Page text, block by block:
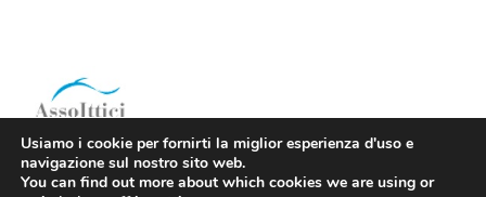
ASSOITTICI - Associazione
Nazionale degli Ittici
Usiamo i cookie per fornirti la miglior esperienza d'uso e
navigazione sul nostro sito web.
You can find out more about which cookies we are using or